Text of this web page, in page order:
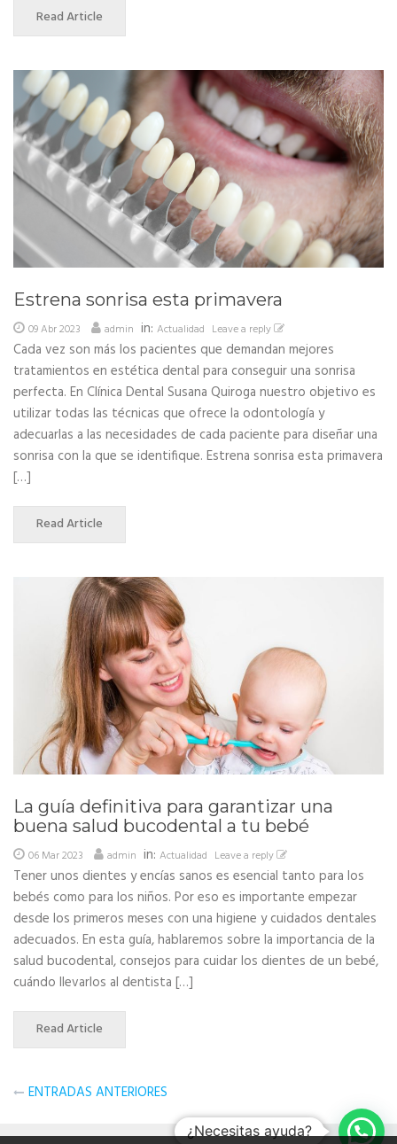
Read Article
Estrena sonrisa esta primavera
09 Abr 2023 admin in: Actualidad Leave a reply
Cada vez son más los pacientes que demandan mejores
tratamientos en estética dental para conseguir una sonrisa
perfecta. En Clínica Dental Susana Quiroga nuestro objetivo es
utilizar todas las técnicas que ofrece la odontología y
adecuarlas a las necesidades de cada paciente para diseñar una
sonrisa con la que se identifique. Estrena sonrisa esta primavera
[…]
Read Article
La guía definitiva para garantizar una
buena salud bucodental a tu bebé
06 Mar 2023 admin in: Actualidad Leave a reply
Tener unos dientes y encías sanos es esencial tanto para los
bebés como para los niños. Por eso es importante empezar
desde los primeros meses con una higiene y cuidados dentales
adecuados. En esta guía, hablaremos sobre la importancia de la
salud bucodental, consejos para cuidar los dientes de un bebé,
cuándo llevarlos al dentista […]
Read Article
Navegación
ENTRADAS ANTERIORES
¿Necesitas ayuda?